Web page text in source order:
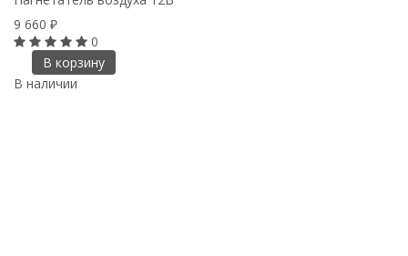
9 660 ₽
0
В корзину
В наличии